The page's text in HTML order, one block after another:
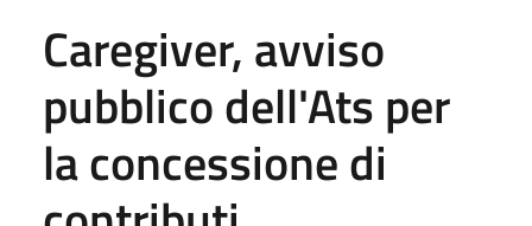
Caregiver, avviso
pubblico dell'Ats per
la concessione di